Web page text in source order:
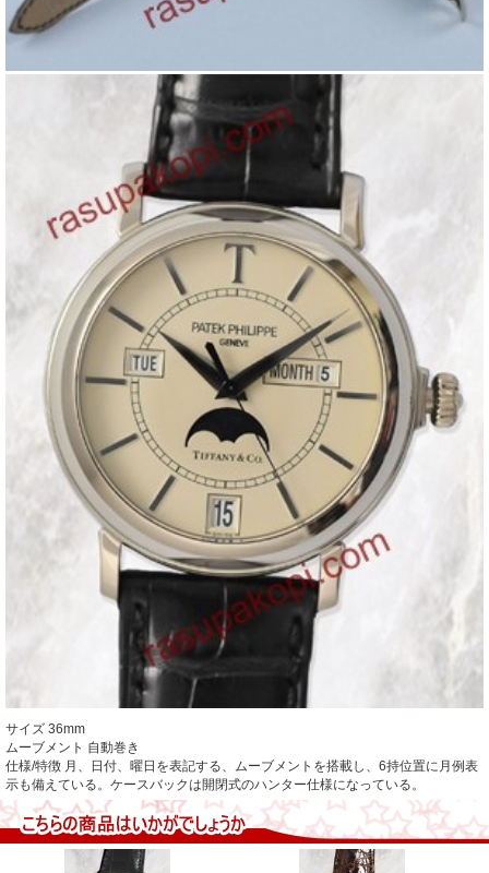
サイズ 36mm
ムーブメント 自動巻き
仕様/特徴 月、日付、曜日を表記する、ムーブメントを搭載し、6持位置に月例表
示も備えている。ケースバックは開閉式のハンター仕様になっている。